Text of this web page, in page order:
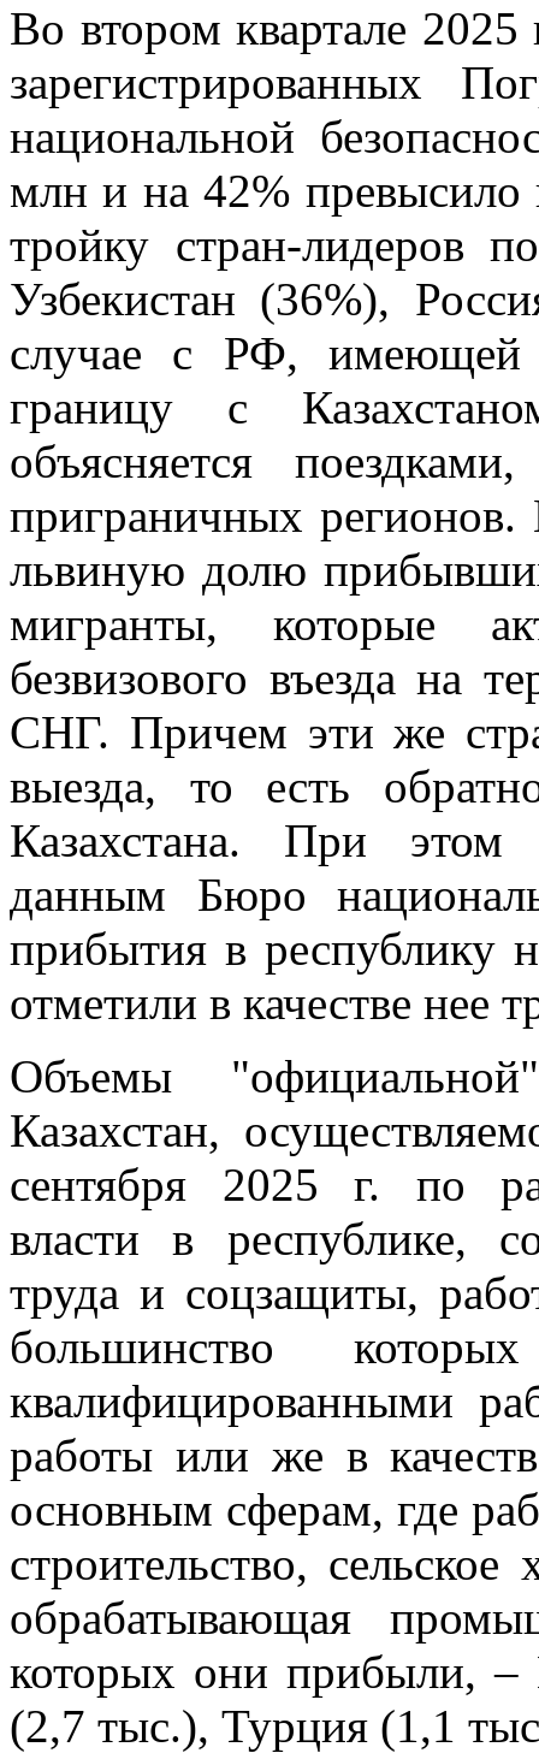
Во втором квартале
зарегистрированных
национальной
млн и на 42% превысило
тройку стран-лидеров
Узбекистан (36%),
случае с РФ,
границу с
объясняется
приграничных
львиную долю
мигранты, которые
безвизового въезда на
СНГ. Причем эти же
выезда, то есть
Казахстана. При этом
данным Бюро
прибытия в республику
отметили в качестве нее
Объемы
Казахстан,
сентября 2025 г. по
власти в республике,
труда и соцзащиты,
большинство
квалифицированными
работы или же в
основным сферам, где
строительство,
обрабатывающая
которых они прибыли, –
(2,7 тыс.), Турция (1,1